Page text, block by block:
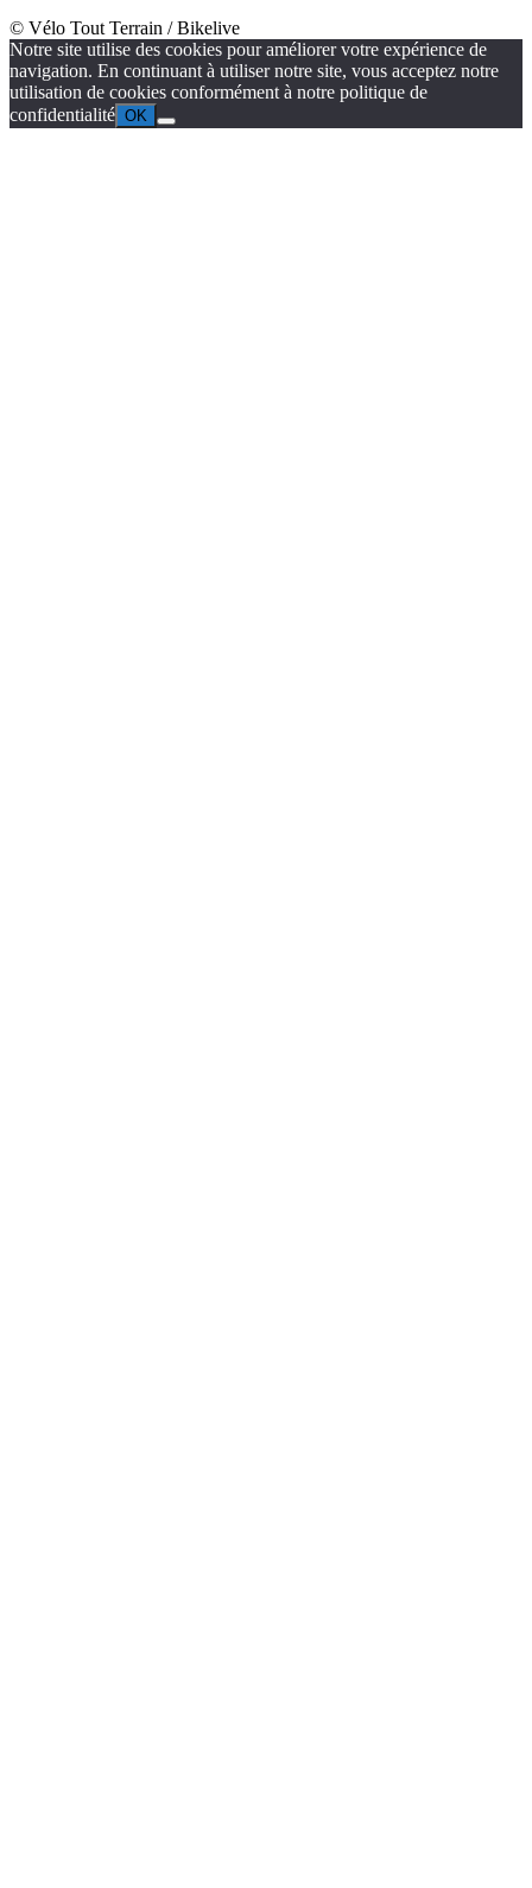
© Vélo Tout Terrain / Bikelive
Notre site utilise des cookies pour améliorer votre expérience de
navigation. En continuant à utiliser notre site, vous acceptez notre
utilisation de cookies conformément à notre politique de
confidentialité OK